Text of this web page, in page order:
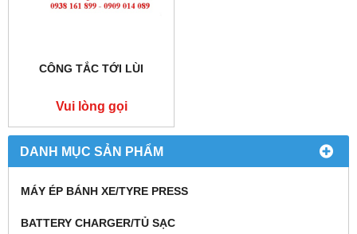
DANH MỤC SẢN PHẨM
MÁY ÉP BÁNH XE/TYRE PRESS
BATTERY CHARGER/TỦ SẠC
CÔNG TẮC TỚI LÙI
Vui lòng gọi